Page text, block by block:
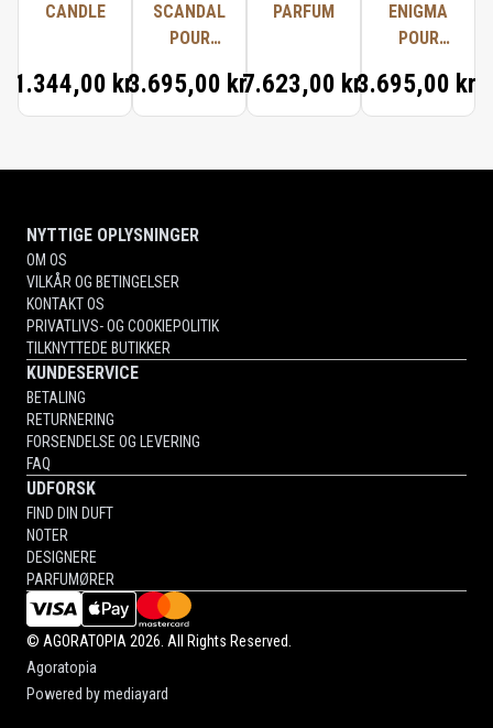
CANDLE
1.344,00 kr.
SCANDAL
POUR
PARFUM
3.695,00 kr.
PARFUM
7.623,00 kr.
ENIGMA
POUR
PARFUM
3.695,00 kr.
NYTTIGE OPLYSNINGER
OM OS
VILKÅR OG BETINGELSER
KONTAKT OS
PRIVATLIVS- OG COOKIEPOLITIK
TILKNYTTEDE BUTIKKER
KUNDESERVICE
BETALING
RETURNERING
FORSENDELSE OG LEVERING
FAQ
UDFORSK
FIND DIN DUFT
NOTER
DESIGNERE
PARFUMØRER
© AGORATOPIA 2026. All Rights Reserved.
Agoratopia
Powered bymediayard